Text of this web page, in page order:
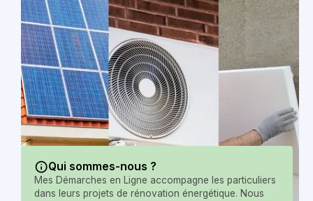
Qui sommes-nous ?
Mes Démarches en Ligne accompagne les particuliers
dans leurs projets de rénovation énergétique. Nous